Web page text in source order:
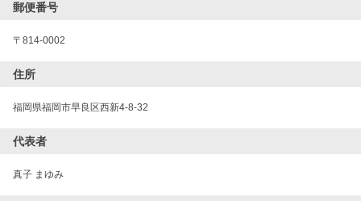
郵便番号
〒 814-0002
住所
福岡県福岡市早良区西新4-8-32
代表者
真子 まゆみ